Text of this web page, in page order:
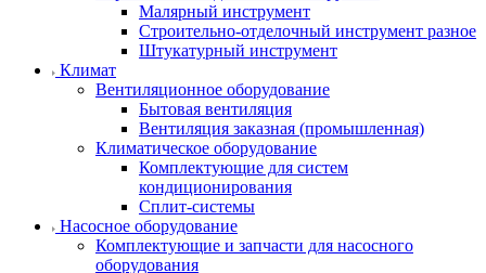
Малярный инструмент
Строительно-отделочный инструмент разное
Штукатурный инструмент
Климат
Вентиляционное оборудование
Бытовая вентиляция
Вентиляция заказная (промышленная)
Климатическое оборудование
Комплектующие для систем
кондиционирования
Сплит-системы
Насосное оборудование
Комплектующие и запчасти для насосного
оборудования